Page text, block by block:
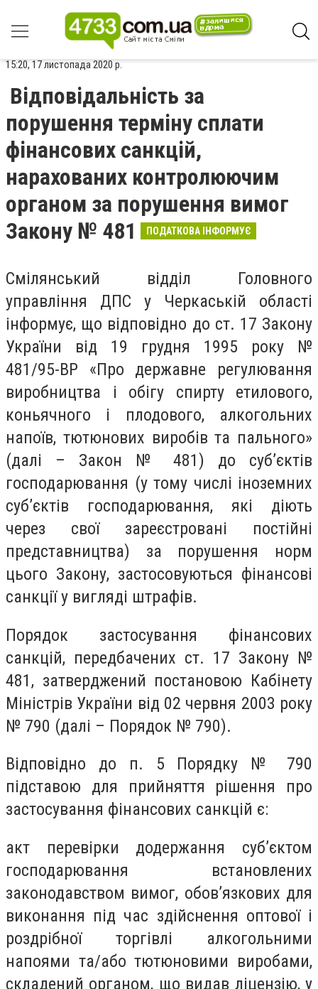
15:20, 17 листопада 2020 р.
Відповідальність за
порушення терміну сплати
фінансових санкцій,
нарахованих контролюючим
органом за порушення вимог
Закону № 481
ПОДАТКОВА ІНФОРМУЄ
Смілянський відділ Головного
управління ДПС у Черкаській області
інформує, що відповідно до ст. 17 Закону
України від 19 грудня 1995 року №
481/95-BP «Про державне регулювання
виробництва і обігу спирту етилового,
коньячного і плодового, алкогольних
напоїв, тютюнових виробів та пального»
(далі – Закон № 481) до суб’єктів
господарювання (у тому числі іноземних
суб’єктів господарювання, які діють
через свої зареєстровані постійні
представництва) за порушення норм
цього Закону, застосовуються фінансові
санкції у вигляді штрафів.
Порядок застосування фінансових
санкцій, передбачених ст. 17 Закону №
481, затверджений постановою Кабінету
Міністрів України від 02 червня 2003 року
№ 790 (далі – Порядок № 790).
Відповідно до п. 5 Порядку № 790
підставою для прийняття рішення про
застосування фінансових санкцій є:
акт перевірки додержання суб’єктом
господарювання встановлених
законодавством вимог, обов’язкових для
виконання під час здійснення оптової і
роздрібної торгівлі алкогольними
напоями та/або тютюновими виробами,
складений органом, що видав ліцензію, у